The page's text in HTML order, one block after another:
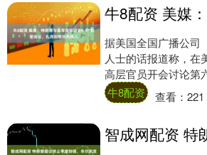
据美国全国广播公司
人士的话报道称，在
高层官员开会讨论第
媒体巨头Meta的首席
牛8配资 查看：221